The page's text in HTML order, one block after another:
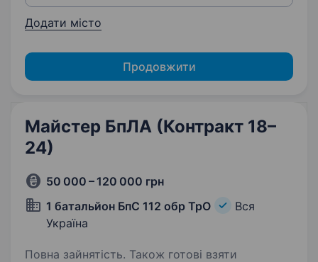
Додати місто
Продовжити
Майстер БпЛА (Контракт 18–
24)
50 000 – 120 000 грн
1 батальйон БпС 112 обр ТрО
Вся
Україна
Повна зайнятість. Також готові взяти